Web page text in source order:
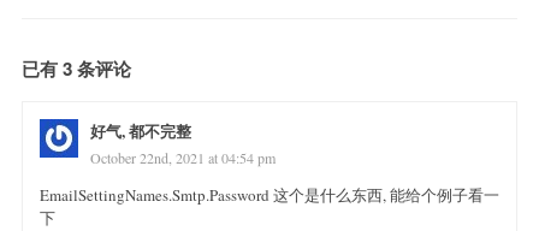
已有 3 条评论
好气, 都不完整
October 22nd, 2021 at 04:54 pm
EmailSettingNames.Smtp.Password 这个是什么东西, 能给个例子看一
下